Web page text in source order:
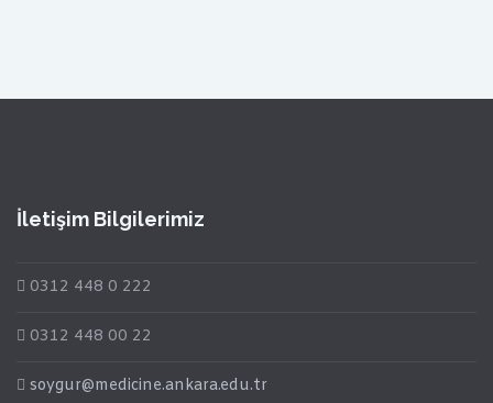
İletişim Bilgilerimiz
0312 448 0 222
0312 448 00 22
soygur@medicine.ankara.edu.tr